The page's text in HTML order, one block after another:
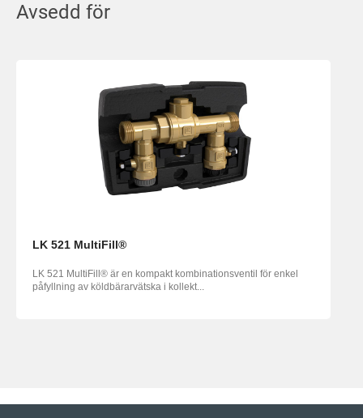
Avsedd för
LK 521 MultiFill®
LK 521 MultiFill® är en kompakt kombinationsventil för enkel
påfyllning av köldbärarvätska i kollekt...